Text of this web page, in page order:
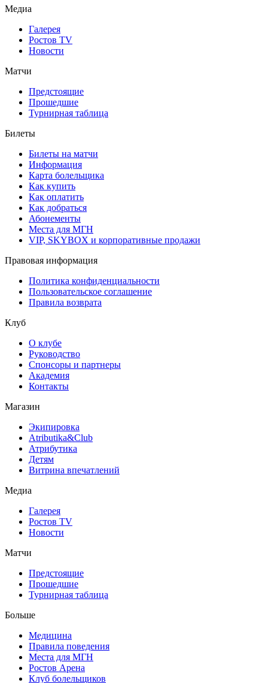
Медиа
Галерея
Ростов TV
Новости
Матчи
Предстоящие
Прошедшие
Турнирная таблица
Билеты
Билеты на матчи
Информация
Карта болельщика
Как купить
Как оплатить
Как добраться
Абонементы
Места для МГН
VIP, SKYBOX и корпоративные продажи
Правовая информация
Политика конфиденциальности
Пользовательское соглашение
Правила возврата
Клуб
О клубе
Руководство
Спонсоры и партнеры
Академия
Контакты
Магазин
Экипировка
Atributika&Club
Атрибутика
Детям
Витрина впечатлений
Медиа
Галерея
Ростов TV
Новости
Матчи
Предстоящие
Прошедшие
Турнирная таблица
Больше
Медицина
Правила поведения
Места для МГН
Ростов Арена
Клуб болельщиков